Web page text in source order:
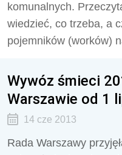
komunalnych.
wiedzieć, co trzeba, a
pojemników (worków)
Wywóz śmieci
Warszawie od 1
14 cze 2013
Rada Warszawy